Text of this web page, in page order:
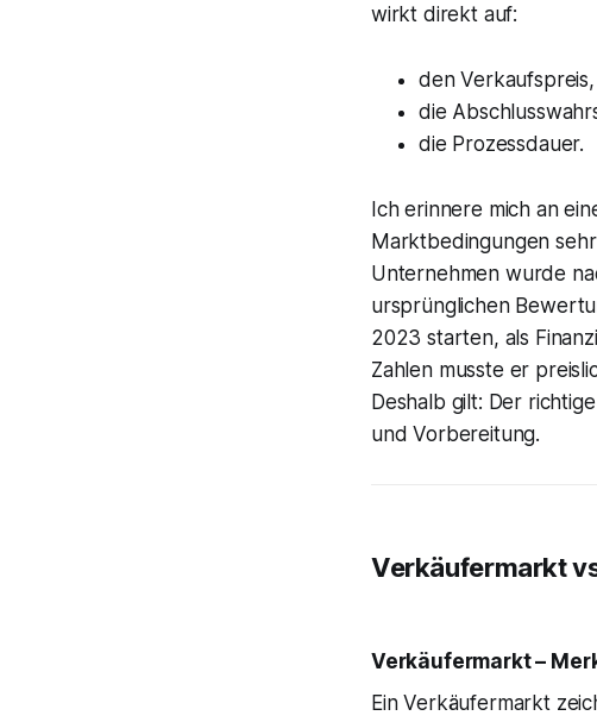
wirkt direkt auf:
den Verkaufspreis,
die
die Prozessdauer.
Ich erinnere mich an
Marktbedingungen
Unternehmen wurde
ursprünglichen
2023 starten, als
Zahlen musste er
Deshalb gilt: Der
und Vorbereitung.
Verkäufermarkt
Verkäufermarkt –
Ein Verkäufermarkt